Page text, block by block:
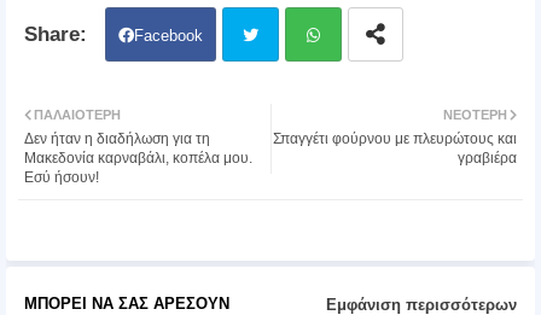
Facebook
atsa
ΝΕΌΤΕΡΗ
Σπαγγέτι φούρνου με πλευρώτους και
γραβιέρα
ΠΑΛΑΙΌΤΕΡΗ
Δεν ήταν η διαδήλωση για τη
Μακεδονία καρναβάλι, κοπέλα μου.
Εσύ ήσουν!
ΜΠΟΡΕΊ ΝΑ ΣΑΣ ΑΡΈΣΟΥΝ Εμφάνιση περισσότερων